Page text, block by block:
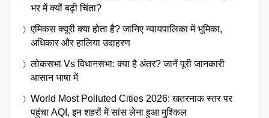
भर में क्यों बढ़ी चिंता?
एमिकस क्यूरी क्या होता है? जानिए न्यायपालिका में भूमिका,
अधिकार और हालिया उदाहरण
लोकसभा Vs विधानसभा: क्या है अंतर? जानें पूरी जानकारी
आसान भाषा में
World Most Polluted Cities 2026: खतरनाक स्तर पर
पहुंचा AQI, इन शहरों में सांस लेना हुआ मुश्किल